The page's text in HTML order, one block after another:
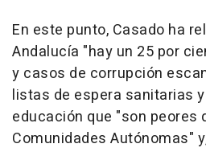
En este punto, Casado ha
Andalucía "hay un 25 por
y casos de corrupción
listas de espera sanitarias
educación que "son peores
Comunidades Autónomas"